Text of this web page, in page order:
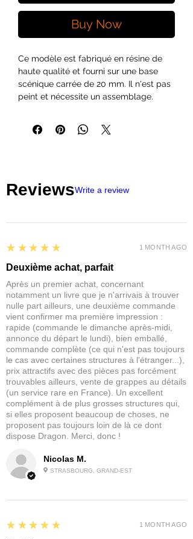
Buy Now
Ce modèle est fabriqué en résine de
haute qualité et fourni sur une base
scénique carrée de 20 mm. Il n'est pas
peint et nécessite un assemblage.
ReviewsWrite a review
Nicolas M.
STRASBOURG, GRAND-EST
5
★★★★★
Deuxième achat, parfait
Après un premier achat, concernant
notamment un livre que je n'arrivais à trouver
nulle part ailleurs, une deuxième commande
vient confirmer ma première impression :
rapide (commande le dimanche après-midi,
annonce du départ le lundi), bien emballé,
commande complète (ce qui n'est pas toujours
le cas avec certaines structures à l'étranger...),
prix attractifs avec des pièces pas forcément
trouvables ailleurs, vente de grappes au détails
(un service rare en France). Un excellent
complément à de plus grosses structures qui,
si elles proposent beaucoup de choses, ne
proposent pas toujours loin de là ce dont
dispose Dragon. Merci, donc !
1 MONTH AGO
5
★★★★★ 1 MONTH AGO